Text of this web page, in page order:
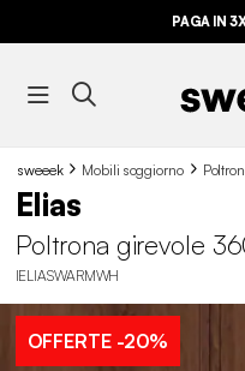
PAGA IN
sweeek Mobili soggiorno
Elias
Poltrona girevole
IELIASWARMWH
OFFERTE-20%